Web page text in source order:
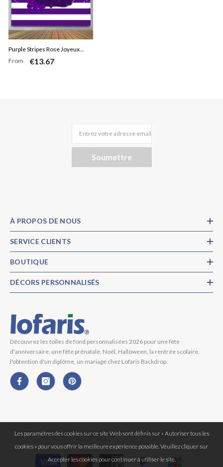
Purple Stripes Rose Joyeux
Anniversaire Toile de Fond
From €13.67
Entrez votre adresse email
Soumettre
À PROPOS DE NOUS
SERVICE CLIENTS
BOUTIQUE
DÉCORS PERSONNALISÉS
Découvrez les toiles de fond personnalisées 2026 pour une fête
d'anniversaire, une fête prénatale, Noël, Halloween, la rentrée scolaire,
l'obtention d'un diplôme, un mariage chez Lofaris Backdrop.
Copyright © 2026 Lofaris® Tous Droits Réservés.
Moyens
Les paramètres des cookies sur ce site Web sont définis sur « Autoriser tous les
cookies » pour vous offrir la meilleure expérience possible. Veuillez cliquer sur
Accepter les cookies pour continuer à utiliser le site.